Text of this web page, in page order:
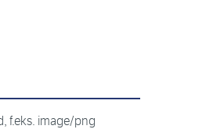
f.eks. image/png